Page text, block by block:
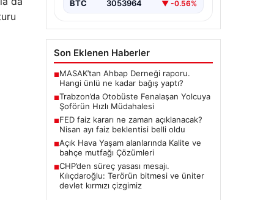
BTC 3053964 ▼ -0.56%
Son Eklenen Haberler
■MASAK’tan Ahbap Derneği raporu.
Hangi ünlü ne kadar bağış yaptı?
■Trabzon’da Otobüste Fenalaşan Yolcuya
Şoförün Hızlı Müdahalesi
■FED faiz kararı ne zaman açıklanacak?
Nisan ayı faiz beklentisi belli oldu
■Açık Hava Yaşam alanlarında Kalite ve
bahçe mutfağı Çözümleri
■CHP’den süreç yasası mesajı.
Kılıçdaroğlu: Terörün bitmesi ve üniter
devlet kırmızı çizgimiz